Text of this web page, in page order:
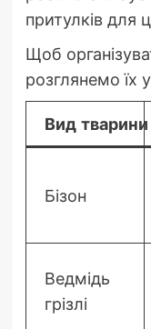
притулків для
Щоб
розглянемо їх
Вид тварини
Бізон
Ведмідь
грізлі